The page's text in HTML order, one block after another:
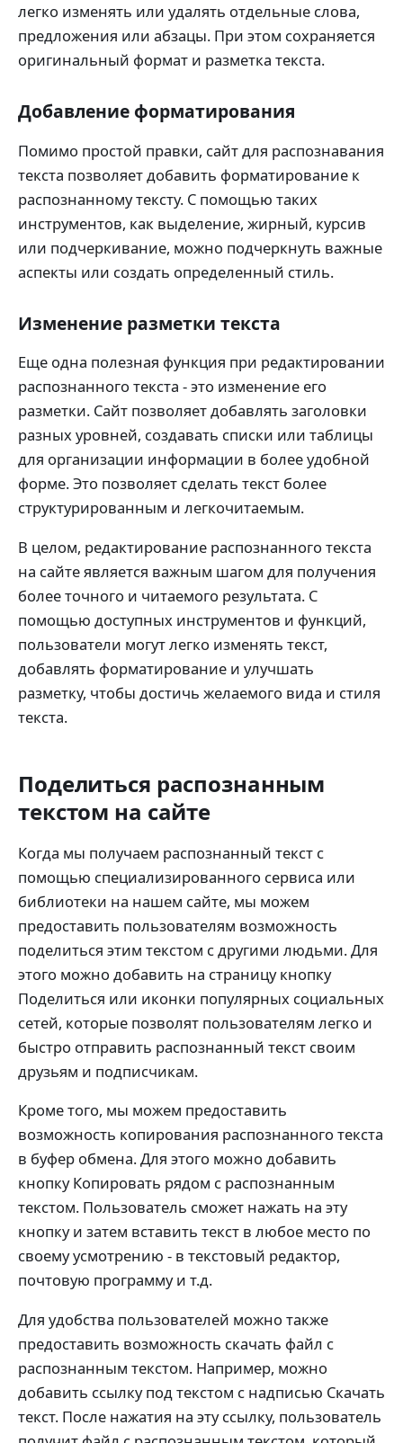
легко изменять или удалять отдельные слова,
предложения или абзацы. При этом сохраняется
оригинальный формат и разметка текста.
Добавление форматирования
Помимо простой правки, сайт для распознавания
текста позволяет добавить форматирование к
распознанному тексту. С помощью таких
инструментов, как выделение, жирный, курсив
или подчеркивание, можно подчеркнуть важные
аспекты или создать определенный стиль.
Изменение разметки текста
Еще одна полезная функция при редактировании
распознанного текста - это изменение его
разметки. Сайт позволяет добавлять заголовки
разных уровней, создавать списки или таблицы
для организации информации в более удобной
форме. Это позволяет сделать текст более
структурированным и легкочитаемым.
В целом, редактирование распознанного текста
на сайте является важным шагом для получения
более точного и читаемого результата. С
помощью доступных инструментов и функций,
пользователи могут легко изменять текст,
добавлять форматирование и улучшать
разметку, чтобы достичь желаемого вида и стиля
текста.
Поделиться распознанным
текстом на сайте
Когда мы получаем распознанный текст с
помощью специализированного сервиса или
библиотеки на нашем сайте, мы можем
предоставить пользователям возможность
поделиться этим текстом с другими людьми. Для
этого можно добавить на страницу кнопку
Поделиться или иконки популярных социальных
сетей, которые позволят пользователям легко и
быстро отправить распознанный текст своим
друзьям и подписчикам.
Кроме того, мы можем предоставить
возможность копирования распознанного текста
в буфер обмена. Для этого можно добавить
кнопку Копировать рядом с распознанным
текстом. Пользователь сможет нажать на эту
кнопку и затем вставить текст в любое место по
своему усмотрению - в текстовый редактор,
почтовую программу и т.д.
Для удобства пользователей можно также
предоставить возможность скачать файл с
распознанным текстом. Например, можно
добавить ссылку под текстом с надписью Скачать
текст. После нажатия на эту ссылку, пользователь